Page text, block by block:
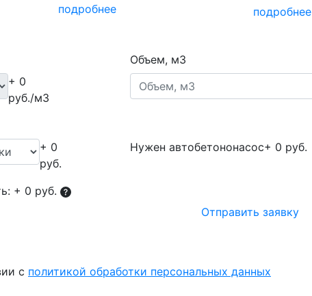
подробнее
подробнее
+ 0
руб./м3
Объем, м3
+ 0
руб.
Нужен автобетононасос+ 0 руб.
+ 0 руб.
Отправить заявку
с политикой обработки персональных данных